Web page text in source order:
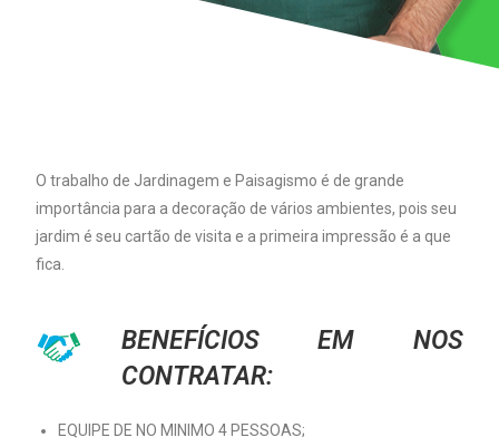
O trabalho de Jardinagem e Paisagismo é de grande
importância para a decoração de vários ambientes, pois seu
jardim é seu cartão de visita e a primeira impressão é a que
fica.
BENEFÍCIOS EM NOS
CONTRATAR:
EQUIPE DE NO MINIMO 4 PESSOAS;